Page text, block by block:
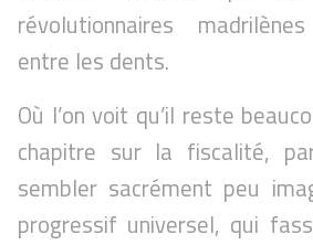
révolutionnaires
entre les dents.
Où l’on voit qu’il reste
chapitre sur la fiscalité,
sembler sacrément peu
progressif universel, qui